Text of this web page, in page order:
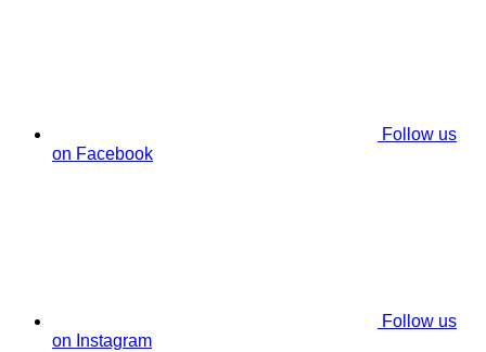
Follow us
on Facebook
Follow us
on Instagram